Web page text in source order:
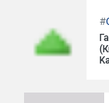
#